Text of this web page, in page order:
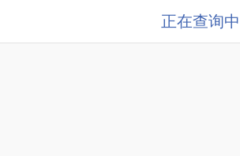
正在查询中